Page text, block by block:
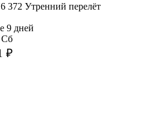
372 Утренний перелёт
9 дней
Сб
₽